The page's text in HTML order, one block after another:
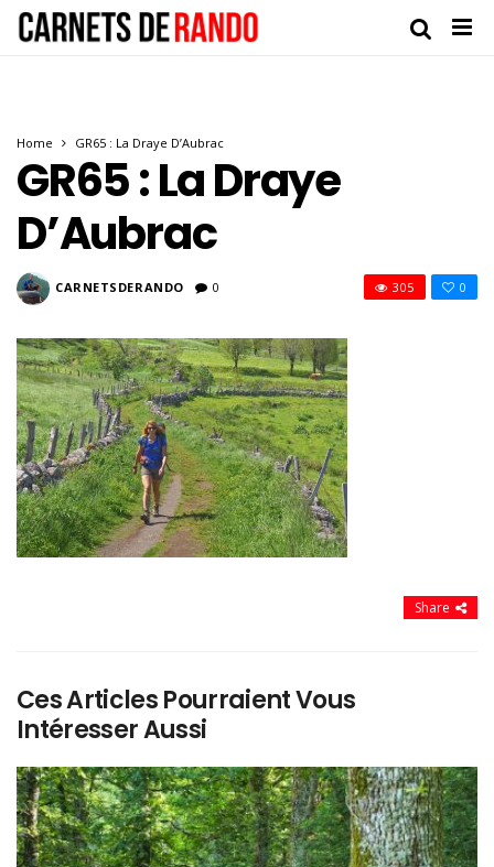
Home GR65 : La Draye D’Aubrac
GR65 : La Draye
D’Aubrac
CARNETSDERANDO 0 0
305
Share
Ces Articles Pourraient Vous
Intéresser Aussi